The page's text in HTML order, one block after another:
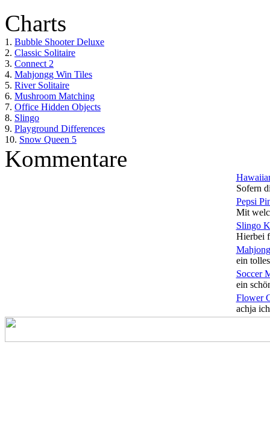
Charts
1. Bubble Shooter Deluxe
2. Classic Solitaire
3. Connect 2
4. Mahjongg Win Tiles
5. River Solitaire
6. Mushroom Matching
7. Office Hidden Objects
8. Slingo
9. Playground Differences
10. Snow Queen 5
Kommentare
Sofern
Pepsi
Mit
Slingo
Hierbei
ein
Soccer
ein
Flower
achja